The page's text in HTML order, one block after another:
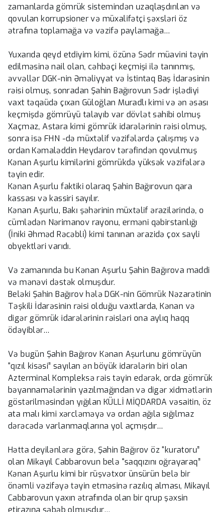
zamanlarda gömrük sistemindən uzaqlaşdırılan və
qovulan korrupsioner və müxalifətçi şəxsləri öz
ətrafına toplamağa və vəzifə paylamağa…
Yuxarıda qeyd etdiyim kimi, özünə Sədr müavini təyin
edilməsinə nail olan, cəhbəçi keçmişi ilə tanınmış,
əvvəllər DGK-nin Əməliyyat və İstintaq Baş İdarəsinin
rəisi olmuş, sonradan Şahin Bağırovun Sədr işlədiyi
vaxt təqaüdə çıxan Güloğlan Muradlı kimi və ən əsası
keçmişdə gömrüyü talayıb var dövlət sahibi olmuş
Xaçmaz, Astara kimi gömrük idarələrinin rəisi olmuş,
sonra isə FHN -də müxtəlif vəzifələrdə çalışmış və
ordan Kəmaləddin Heydarov tərəfindən qovulmuş
Kənan Aşurlu kimilərini gömrükdə yüksək vəzifələrə
təyin edir.
Kənan Aşurlu faktiki olaraq Şahin Bağırovun qara
kassası və kassiri sayılır.
Kənan Aşurlu, Bakı şəhərinin müxtəlif ərazilərində, o
cümlədən Nərimanov rayonu, erməni qəbirstanlığı
(İniki Əhməd Rəcəbli) kimi tanınan ərazidə çox sayli
obyektləri varıdı.
Və zamanında bu Kənan Aşurlu Şahin Bağırova maddi
və mənəvi dəstək olmuşdur.
Beləki Şahin Bağırov hələ DGK-nin Gömrük Nəzarətinin
Təşkili İdarəsinin rəisi olduğu vaxtlarda, Kənan və
digər gömrük idarələrinin rəisləri ona aylıq haqq
ödəyiblər…
Və bugün Şahin Bağırov Kənan Aşurlunu gömrüyün
“qızıl kisəsi” sayılan ən böyük idarələrin biri olan
Azterminal Kompleksə rəis təyin edərək, orda gömrük
bəyannamələrinin yazılmağından və digər xidmətlərin
göstərilməsindən yığılan KÜLLİ MİQDARDA vəsaitin, öz
ata malı kimi xərcləməyə və ordan ağıla sığılmaz
dərəcədə varlanmaqlarına yol açmışdır…
Hətta deyilənlərə görə, Şahin Bağırov öz “kuratoru”
olan Mikayıl Cabbarovun belə “saqqızını oğrayaraq”
Kənan Aşurlu kimi bir rüşvətxor ünsürün belə bir
önəmli vəzifəyə təyin etməsinə razılıq alması, Mikayıl
Cabbarovun yaxın ətrafında olan bir qrup şəxsin